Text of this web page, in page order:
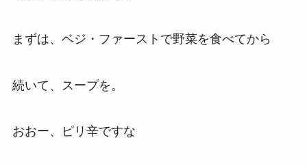
まずは、ベジ・ファーストで野菜を食べてから
続いて、スープを。
おおー、ピリ辛ですな